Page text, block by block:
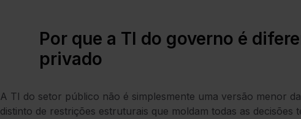
Por que a TI do governo é
privado
A TI do setor público não é simplesmente uma versão menor
distinto de restrições estruturais que moldam todas as